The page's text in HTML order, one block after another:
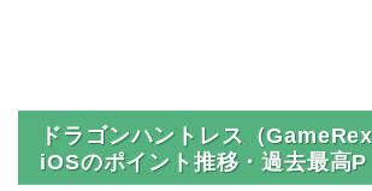
ドラゴンハントレス（
iOSのポイント推移・過去最高P